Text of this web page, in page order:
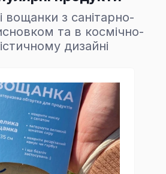
вощанки з санітарно-
та в космічно-
дизайні